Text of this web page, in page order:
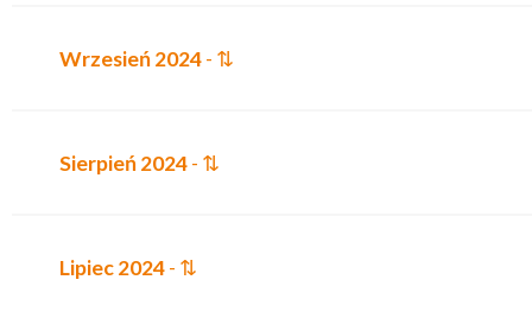
Wrzesień 2024- ⇅
Sierpień 2024- ⇅
Lipiec 2024- ⇅